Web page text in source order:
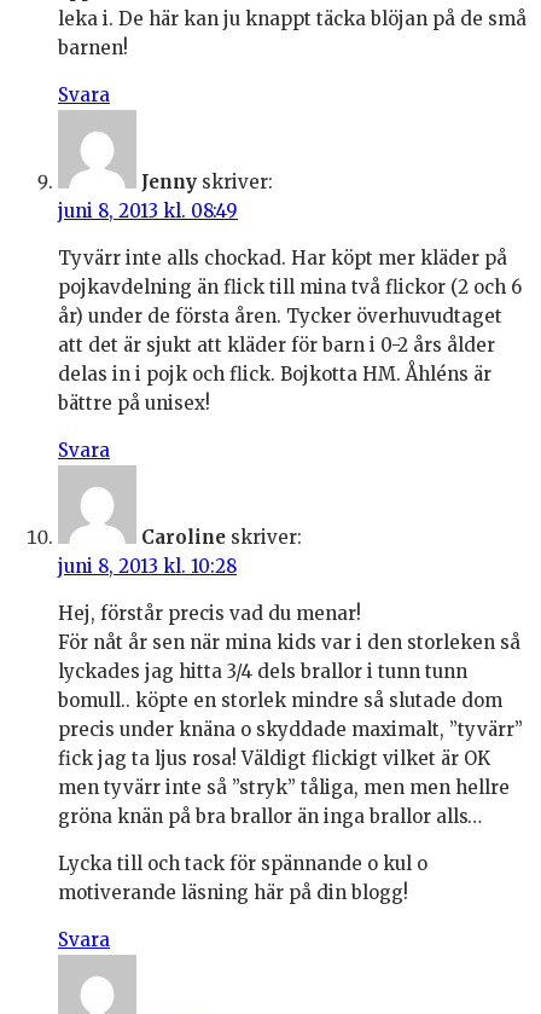
leka i. De här kan ju knappt täcka blöjan på de små
barnen!
Svara
Jenny skriver:
juni 8, 2013 kl. 08:49
Tyvärr inte alls chockad. Har köpt mer kläder på
pojkavdelning än flick till mina två flickor (2 och 6
år) under de första åren. Tycker överhuvudtaget
att det är sjukt att kläder för barn i 0-2 års ålder
delas in i pojk och flick. Bojkotta HM. Åhléns är
bättre på unisex!
Svara
Caroline skriver:
juni 8, 2013 kl. 10:28
Hej, förstår precis vad du menar!
För nåt år sen när mina kids var i den storleken så
lyckades jag hitta 3/4 dels brallor i tunn tunn
bomull.. köpte en storlek mindre så slutade dom
precis under knäna o skyddade maximalt, ”tyvärr”
fick jag ta ljus rosa! Väldigt flickigt vilket är OK
men tyvärr inte så ”stryk” tåliga, men men hellre
gröna knän på bra brallor än inga brallor alls…
Lycka till och tack för spännande o kul o
motiverande läsning här på din blogg!
Svara